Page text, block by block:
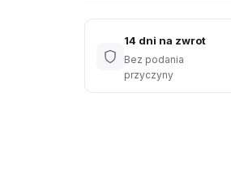
14 dni na zwrot
Bez podania
przyczyny